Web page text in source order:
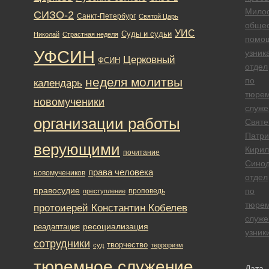
отдел
по
отдел
по
СИЗО-2 Санкт-Петербург Святой Царь
Николай Страстная неделя Суды и судьи УИС
УФСИН ФСИН Церковный
календарь неделя молитвы
новомученики
организации работы
верующими почитание
новомучеников права человека
правосудие преступление проповедь
протоиерей Константин Кобелев
реадаптация ресоциализация
сотрудники суд творчество терроризм